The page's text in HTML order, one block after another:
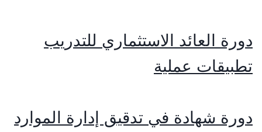
دورة العائد الاستثماري للتدريب
تطبيقات عملية
دورة شهادة في تدقيق إدارة الموارد